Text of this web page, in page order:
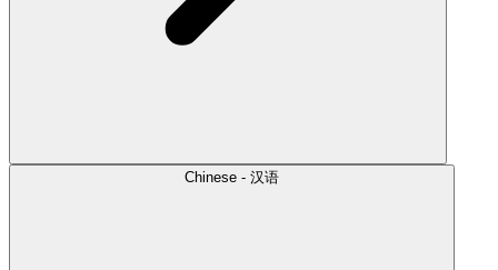
Chinese - 汉语